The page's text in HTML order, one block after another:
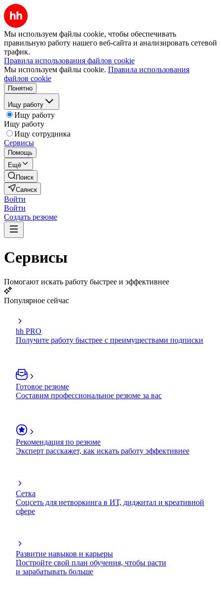
Мы используем файлы cookie, чтобы обеспечивать
правильную работу нашего веб-сайта и анализировать сетевой
трафик.
Правила использования файлов cookie
Мы используем файлы cookie. Правила использования
файлов cookie
Понятно
Ищу работу
Ищу работу
Ищу работу
Ищу сотрудника
Сервисы
Помощь
Ещё
Поиск
Саянск
Войти
Войти
Создать резюме
Сервисы
Помогают искать работу быстрее и эффективнее
Популярное сейчас
hh PRO
Получите работу быстрее с преимуществами подписки
Готовое резюме
Составим профессиональное резюме за вас
Рекомендация по резюме
Эксперт расскажет, как искать работу эффективнее
Сетка
Соцсеть для нетворкинга в ИТ, диджитал и креативной
сфере
Развитие навыков и карьеры
Постройте свой план обучения, чтобы расти
и зарабатывать больше